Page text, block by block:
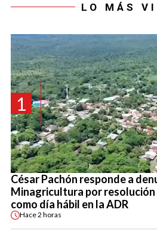
LO MÁS
1
César Pachón responde a
Minagricultura por
como día hábil en la ADR
Hace2 horas